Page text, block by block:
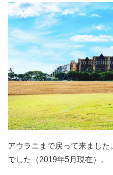
アウラニまで戻って来まし
でした（2019年5月現在）。